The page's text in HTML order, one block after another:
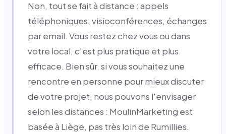
Non, tout se fait à distance : appels
téléphoniques, visioconférences, échanges
par email. Vous restez chez vous ou dans
votre local, c'est plus pratique et plus
efficace. Bien sûr, si vous souhaitez une
rencontre en personne pour mieux discuter
de votre projet, nous pouvons l'envisager
selon les distances : MoulinMarketing est
basée à Liège, pas très loin de Rumillies.